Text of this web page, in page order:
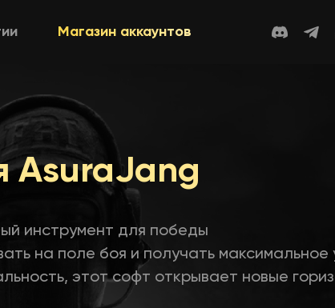
Магазин аккаунтов
AsuraJang
инструмент для победы​
на поле боя и получать максимальное
этот софт открывает новые